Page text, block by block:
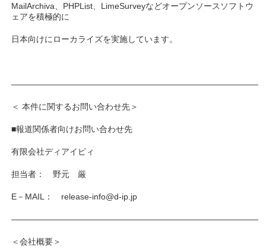
MailArchiva、PHPList、LimeSurveyなどオープンソースソフトウ
ェアを積極的に
日本向けにローカライズを実施しています。
――――――――――――――――――――――――――――――
＜ 本件に関するお問い合わせ先＞
■報道関係者向けお問い合わせ先
有限会社ディアイピィ
担当者： 野元 厳
E－MAIL： release-info@d-ip.jp
――――――――――――――――――――――――――――――
＜会社概要＞